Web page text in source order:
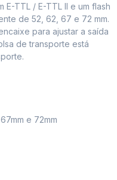
E-TTL / E-TTL II e um flash
de 52, 62, 67 e 72 mm.
para ajustar a saída
de transporte está
e 72mm